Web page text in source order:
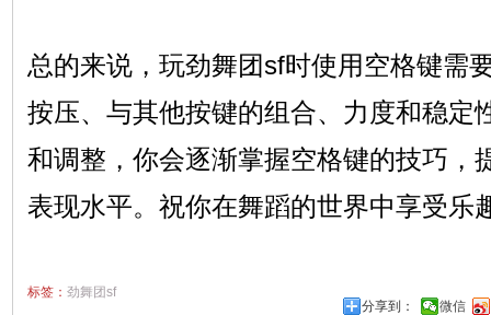
总的来说，玩劲舞团sf时使用空格键需
按压、与其他按键的组合、力度和稳定
和调整，你会逐渐掌握空格键的技巧，
表现水平。祝你在舞蹈的世界中享受乐
标签： 劲舞团sf
分享到：
微信